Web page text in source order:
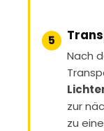
5
Nach
zur
zu